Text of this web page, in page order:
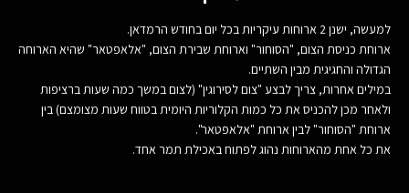
למעשה, ישנן 2 ארוחות עיקריות בכל יום בחודש הרמדאן.
ארוחת כניסת הצום, "הסוחור" וארוחת שבירת הצום, "אלאפטאר" שהיא הארוחה
הגדולה והחגיגית מבין השתיים.
במילים אחרות, צריך לבצע "צום לסירוגין" (לצום במשך כמה שעות ברציפות
ולאחר מכן להכניס את כל כמות הקלוריות היומית בטווח שעות מצומצם) בין
ארוחת "הסוחור" לבין ארוחת "אלאפטאר".
את כל אחת מהארוחות נהוג לפתוח באכילת תמר אחד.